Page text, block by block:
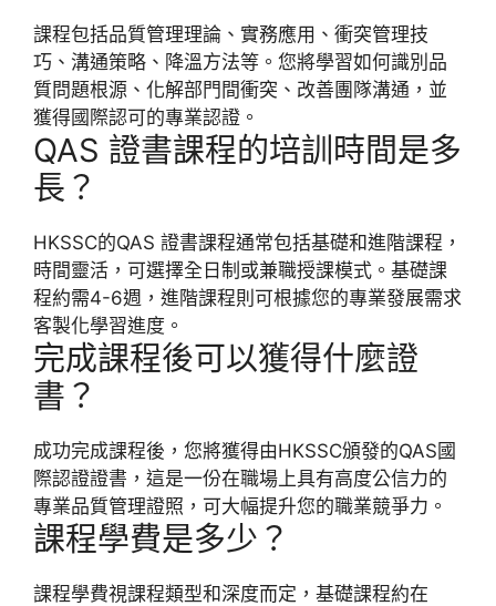
課程包括品質管理理論、實務應用、衝突管理技
巧、溝通策略、降溫方法等。您將學習如何識別品
質問題根源、化解部門間衝突、改善團隊溝通，並
獲得國際認可的專業認證。
QAS 證書課程的培訓時間是多
長？
HKSSC的QAS 證書課程通常包括基礎和進階課程，
時間靈活，可選擇全日制或兼職授課模式。基礎課
程約需4-6週，進階課程則可根據您的專業發展需求
客製化學習進度。
完成課程後可以獲得什麼證
書？
成功完成課程後，您將獲得由HKSSC頒發的QAS國
際認證證書，這是一份在職場上具有高度公信力的
專業品質管理證照，可大幅提升您的職業競爭力。
課程學費是多少？
課程學費視課程類型和深度而定，基礎課程約在